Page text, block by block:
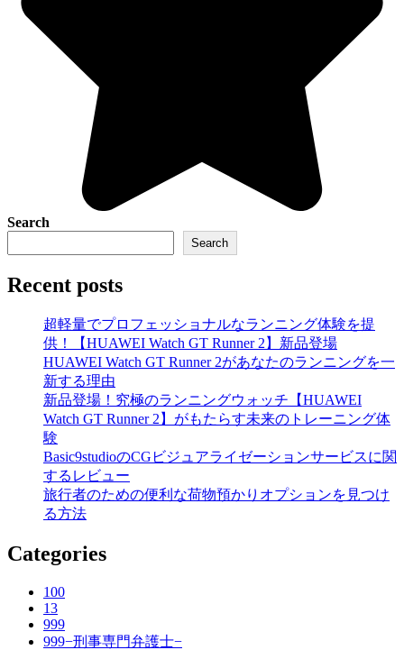
Search
Search
Recent posts
超軽量でプロフェッショナルなランニング体験を提
供！【HUAWEI Watch GT Runner 2】新品登場
HUAWEI Watch GT Runner 2があなたのランニングを一
新する理由
新品登場！究極のランニングウォッチ【HUAWEI
Watch GT Runner 2】がもたらす未来のトレーニング体
験
Basic9studioのCGビジュアライゼーションサービスに関
するレビュー
旅行者のための便利な荷物預かりオプションを見つけ
る方法
Categories
100
13
999
999−刑事専門弁護士−